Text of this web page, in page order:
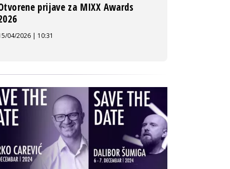
prijave za MIXX Awards
04/2026 | 10:31